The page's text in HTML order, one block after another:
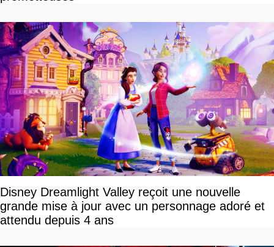
Disney Dreamlight Valley reçoit une nouvelle
grande mise à jour avec un personnage adoré et
attendu depuis 4 ans